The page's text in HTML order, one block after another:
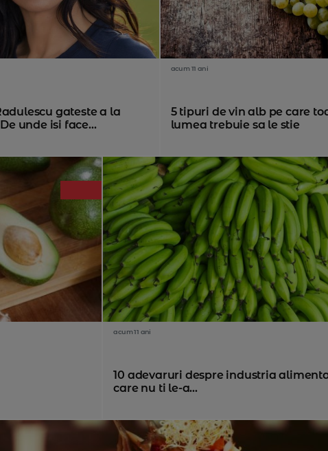
gateste a la
unde isi face...
acum 11 ani
5 tipuri de vin alb pe care
lumea trebuie sa le stie
acum 11 ani
10 adevaruri despre industria
care nu ti le-a...